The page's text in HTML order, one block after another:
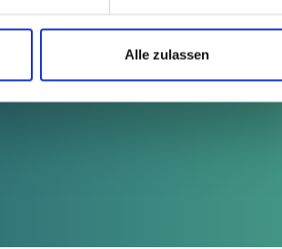
Alle zulassen